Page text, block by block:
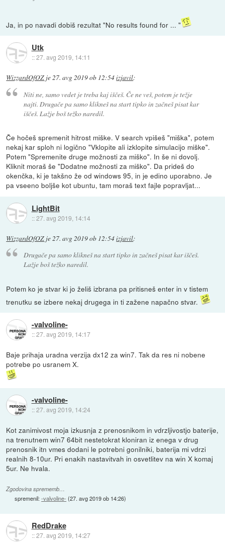
Ja, in po navadi dobiš rezultat "No results found for ... "
Utk
::27. avg 2019, 14:11
WizzardOfOZ je27. avg 2019 ob 12:54izjavil:
Niti ne, samo vedet je treba kaj iščeš. Če ne veš, potem je težje
najti. Drugače pa samo klikneš na start tipko in začneš pisat kar
iščeš. Lažje boš težko naredil.
Če hočeš spremenit hitrost miške. V search vpišeš "miška", potem
nekaj kar sploh ni logično "Vklopite ali izklopite simulacijo miške".
Potem "Spremenite druge možnosti za miško". In še ni dovolj.
Kliknit moraš še "Dodatne možnosti za miško". Da prideš do
okenčka, ki je takšno že od windows 95, in je edino uporabno. Je
pa vseeno boljše kot ubuntu, tam moraš text fajle popravljat...
LightBit
::27. avg 2019, 14:14
WizzardOfOZ je 27. avg 2019 ob 12:54izjavil:
Drugače pa samo klikneš na start tipko in začneš pisat kar iščeš.
Lažje boš težko naredil.
Potem ko je stvar ki jo želiš izbrana pa pritisneš enter in v tistem
trenutku se izbere nekaj drugega in ti zažene napačno stvar.
-valvoline-
::27. avg 2019, 14:17
Baje prihaja uradna verzija dx12 za win7. Tak da res ni nobene
potrebe po usranem X.
-valvoline-
::27. avg 2019, 14:24
Kot zanimivost moja izkusnja z prenosnikom in vdrzljivostjo baterije,
na trenutnem win7 64bit nestetokrat kloniran iz enega v drug
prenosnik itn vmes dodani le potrebni gonilniki, baterija mi vdrzi
realnih 8-10ur. Pri enakih nastavitvah in osvetlitev na win X komaj
5ur. Ne hvala.
Zgodovina sprememb…
spremenil:-valvoline- (27. avg 2019 ob 14:26)
RedDrake
::27. avg 2019, 14:27